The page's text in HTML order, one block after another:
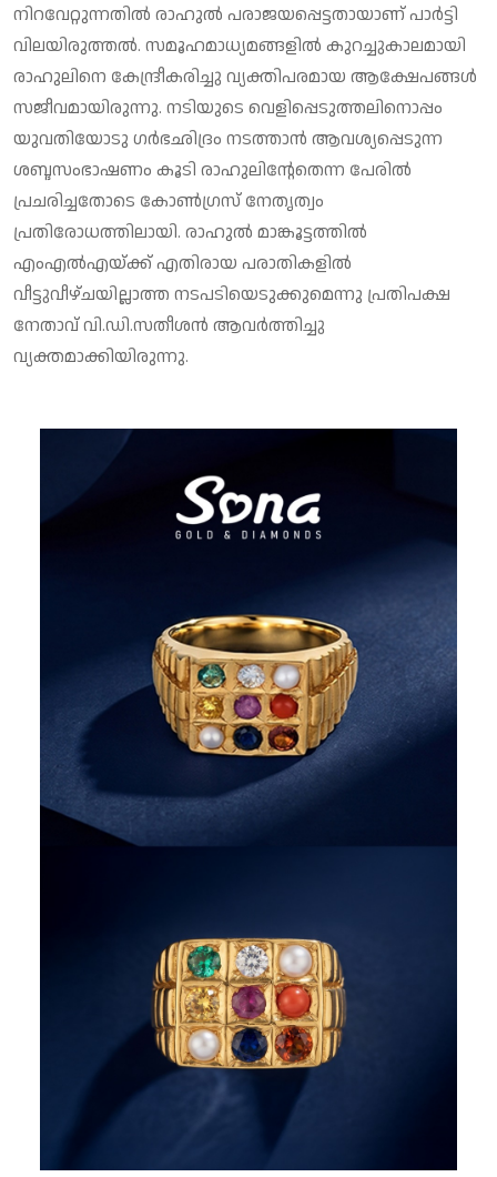
നിറവേറ്റുന്നതില്‍ രാഹുല്‍ പരാജയപ്പെട്ടതായാണ് പാര്‍ട്ടി
വിലയിരുത്തല്‍. സമൂഹമാധ്യമങ്ങളില്‍ കുറച്ചുകാലമായി
രാഹുലിനെ കേന്ദ്രീകരിച്ചു വ്യക്തിപരമായ ആക്ഷേപങ്ങള്‍
സജീവമായിരുന്നു. നടിയുടെ വെളിപ്പെടുത്തലിനൊപ്പം
യുവതിയോടു ഗര്‍ഭഛിദ്രം നടത്താന്‍ ആവശ്യപ്പെടുന്ന
ശബ്ദസംഭാഷണം കൂടി രാഹുലിന്റേതെന്ന പേരില്‍
പ്രചരിച്ചതോടെ കോണ്‍ഗ്രസ് നേതൃത്വം
പ്രതിരോധത്തിലായി. രാഹുല്‍ മാങ്കൂട്ടത്തില്‍
എംഎല്‍എയ്ക്ക് എതിരായ പരാതികളില്‍
വീട്ടുവീഴ്ചയില്ലാത്ത നടപടിയെടുക്കുമെന്നു പ്രതിപക്ഷ
നേതാവ് വി.ഡി.സതീശന്‍ ആവര്‍ത്തിച്ചു
വ്യക്തമാക്കിയിരുന്നു.